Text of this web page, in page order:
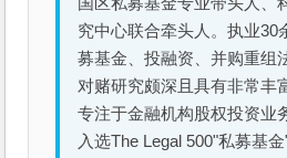
究中心联合牵头人。执业30
募基金、投融资、并购重组
对赌研究颇深且具有非常丰
专注于金融机构股权投资业
入选The Legal 500"私募基